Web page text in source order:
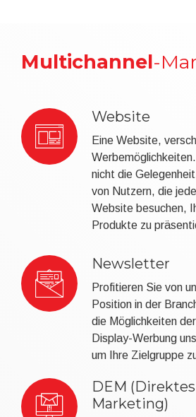
Multichannel-
Website
Eine Website,
nicht die
von Nutzern, die
Website besuchen,
Produkte zu
Newsletter
Profitieren Sie von
Position in der
die Möglichkeiten
Display-Werbung
um Ihre Zielgruppe
DEM
Marketing)